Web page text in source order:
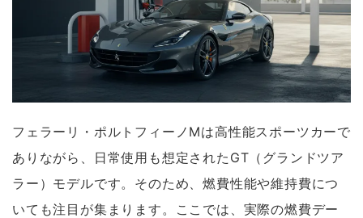
フェラーリ・ポルトフィーノMは高性能スポーツカーで
ありながら、日常使用も想定されたGT（グランドツア
ラー）モデルです。そのため、燃費性能や維持費につ
いても注目が集まります。ここでは、実際の燃費デー